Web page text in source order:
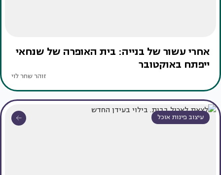
אחרי עשור של בנייה: בית האופרה של שנחאי
ייפתח באוקטובר
זוהר שחר לוי
עיצוב פינות אוכל